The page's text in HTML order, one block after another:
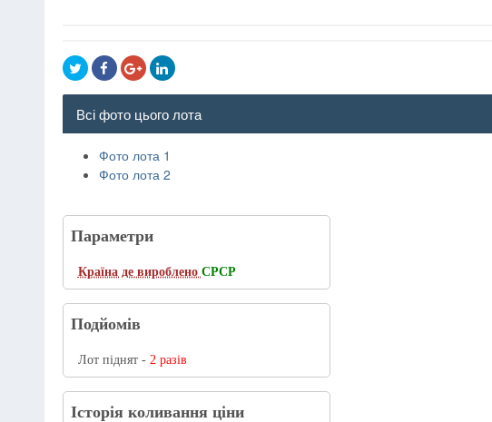
Всі фото цього лота
Фото лота 1
Фото лота 2
Параметри
Країна де вироблено СРСР
Подйомів
Лот піднят - 2 разів
Історія коливання ціни